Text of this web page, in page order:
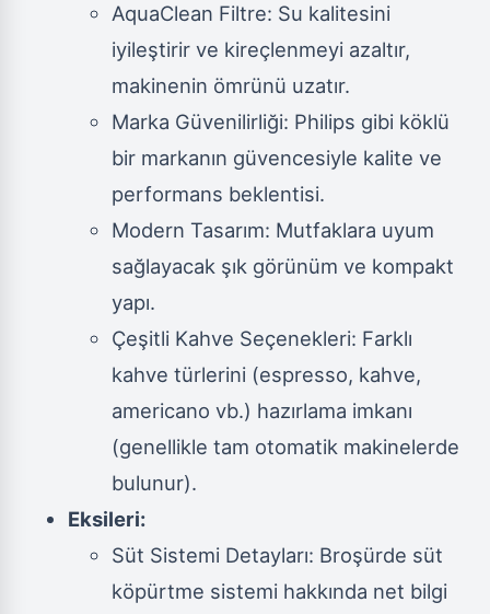
AquaClean Filtre: Su kalitesini
iyileştirir ve kireçlenmeyi azaltır,
makinenin ömrünü uzatır.
Marka Güvenilirliği: Philips gibi köklü
bir markanın güvencesiyle kalite ve
performans beklentisi.
Modern Tasarım: Mutfaklara uyum
sağlayacak şık görünüm ve kompakt
yapı.
Çeşitli Kahve Seçenekleri: Farklı
kahve türlerini (espresso, kahve,
americano vb.) hazırlama imkanı
(genellikle tam otomatik makinelerde
bulunur).
Eksileri:
Süt Sistemi Detayları: Broşürde süt
köpürtme sistemi hakkında net bilgi